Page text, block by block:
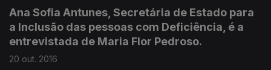
Ana Sofia Antunes, Secretária de Estado para
a Inclusão das pessoas com Deficiência, é a
entrevistada de Maria Flor Pedroso.
20 out. 2016